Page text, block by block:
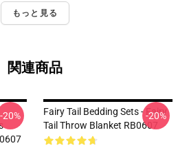
もっと見る
関連商品
-20%
Fairy Tail Bedding Sets - Fairy
Tail Throw Blanket RB0607
-20%